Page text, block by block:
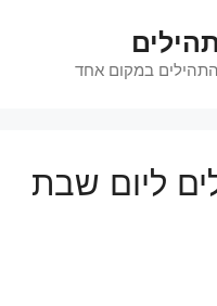
במקום אחד
ליום שבת